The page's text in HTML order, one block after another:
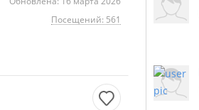
Посещений: 561